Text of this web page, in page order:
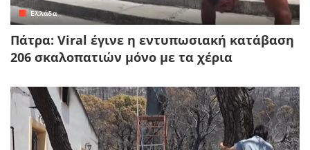
Ελλάδα
Πάτρα: Viral έγινε η εντυπωσιακή κατάβαση
206 σκαλοπατιών μόνο με τα χέρια